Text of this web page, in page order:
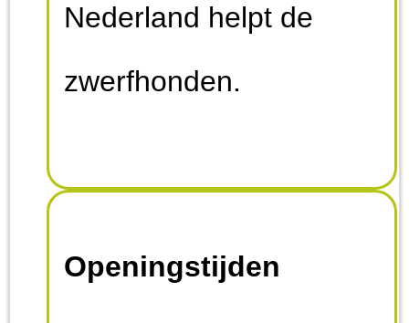
Nederland helpt de
zwerfhonden.
Openingstijden